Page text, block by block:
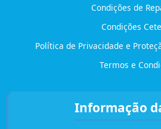
Condições de
Condições
Política de Privacidade e
Termos e
Informação